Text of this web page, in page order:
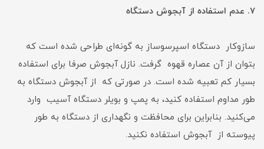
7. عدم استفاده از آبجوش دستگاه
سازوکار دستگاه اسپرسوساز به گونه‌ای طراحی شده است که
بتوان از آن عصاره قهوه گرفت. نازل آبجوش صرفا برای استفاده
بسیار کم تعبیه شده است. در صورتی که از آبجوش دستگاه به
طور مداوم استفاده کنید، به پمپ و بویلر دستگاه آسیب وارد
می‌کنید. بنابراین برای محافظت و نگهداری از دستگاه به طور
پیوسته از آبجوش استفاده نکنید.